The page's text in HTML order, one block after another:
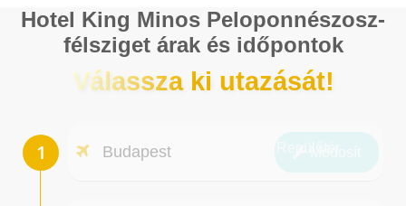
Hotel King Minos Peloponnészosz-
félsziget árak és időpontok
Válassza ki utazását!
Budapest